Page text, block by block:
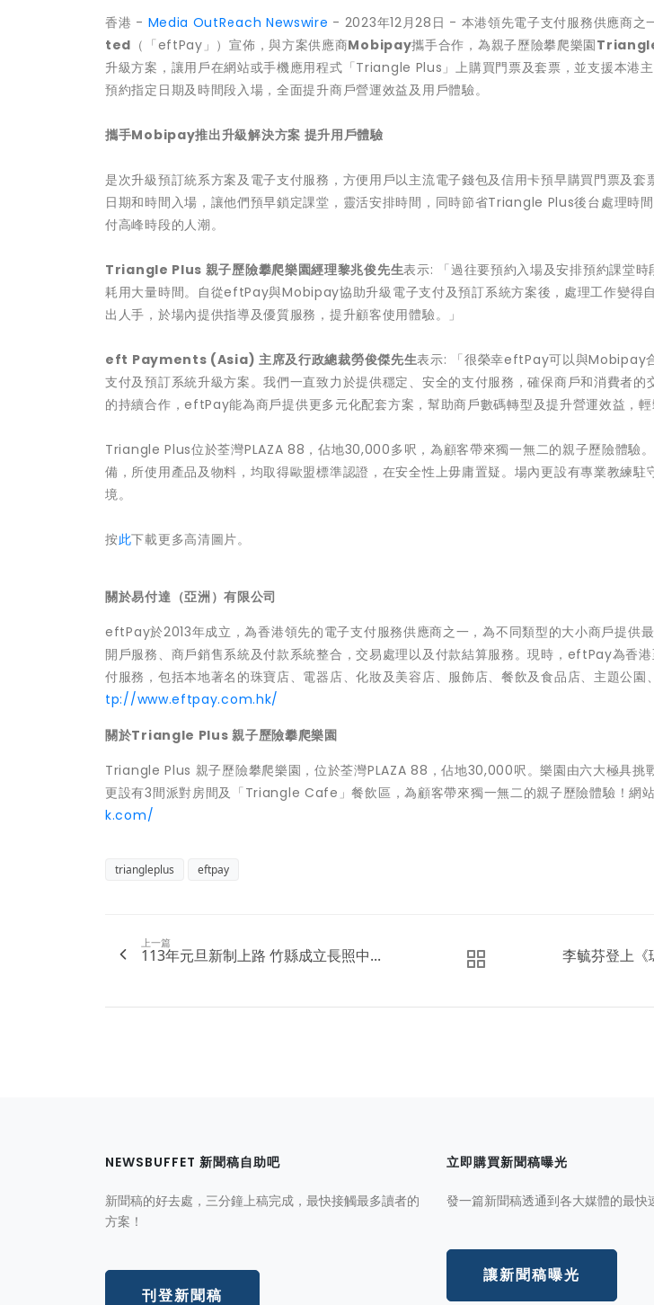
香港 - Media OutReach Newswire - 2023年12月28日 - 本港領先電子支付服務供應商之
ted （「eftPay」）宣佈，與方案供應商Mobipay攜手合作，為親子歷險攀爬樂園
升級方案，讓用戶在網站或手機應用程式「Triangle Plus」上購買門票及套票，並支援本港
預約指定日期及時間段入場，全面提升商戶營運效益及用戶體驗。
攜手Mobipay推出升級解決方案 提升用戶體驗
是次升級預訂統系方案及電子支付服務，方便用戶以主流電子錢包及信用卡預早購買門票及套
日期和時間入場，讓他們預早鎖定課堂，靈活安排時間，同時節省Triangle Plus後台處理時
付高峰時段的人潮。
Triangle Plus 親子歷險攀爬樂園經理黎兆俊先生表示: 「過往要預約入場及安排預約課堂時
耗用大量時間。自從eftPay與Mobipay協助升級電子支付及預訂系統方案後，處理工作變得
出人手，於場內提供指導及優質服務，提升顧客使用體驗。」
eft Payments (Asia) 主席及行政總裁勞俊傑先生表示: 「很榮幸eftPay可以與Mobipay
支付及預訂系統升級方案。我們一直致力於提供穩定、安全的支付服務，確保商戶和消費者
的持續合作，eftPay能為商戶提供更多元化配套方案，幫助商戶數碼轉型及提升營運效益，輕
Triangle Plus位於荃灣PLAZA 88，佔地30,000多呎，為顧客帶來獨一無二的親子歷險體驗
備，所使用產品及物料，均取得歐盟標準認證，在安全性上毋庸置疑。場內更設有專業教練駐
境。
按此下載更多高清圖片。
關於易付達（亞洲）有限公司
eftPay於2013年成立，為香港領先的電子支付服務供應商之一，為不同類型的大小商戶提供
開戶服務、商戶銷售系統及付款系統整合，交易處理以及付款結算服務。現時，eftPay為香
付服務，包括本地著名的珠寶店、電器店、化妝及美容店、服飾店、餐飲及食品店、主題公園
tp://www.eftpay.com.hk/
關於Triangle Plus 親子歷險攀爬樂園
Triangle Plus 親子歷險攀爬樂園，位於荃灣PLAZA 88，佔地30,000呎。樂園由六大極具挑
更設有3間派對房間及「Triangle Cafe」餐飲區，為顧客帶來獨一無二的親子歷險體驗！網
k.com/
triangleplus eftpay
上一篇
113年元旦新制上路 竹縣成立長照中...
李毓芬登上《
NEWSBUFFET 新聞稿自助吧
新聞稿的好去處，三分鐘上稿完成，最快接觸最多讀者的
方案！
刊登新聞稿
立即購買新聞稿曝光
發一篇新聞稿透通到各大媒體的最快
讓新聞稿曝光